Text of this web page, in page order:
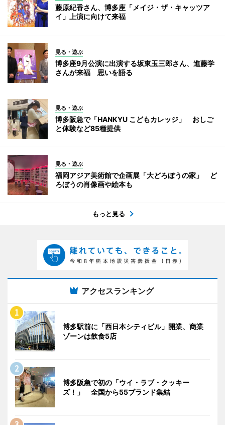
藤原紀香さん、博多座「メイジ・ザ・キャッツア
イ」上演に向けて来福
見る・遊ぶ
博多座9月公演に出演する坂東玉三郎さん、進藤学
さんが来福 思いを語る
見る・遊ぶ
博多阪急で「HANKYU こどもカレッジ」 おしご
と体験など85種提供
見る・遊ぶ
福岡アジア美術館で企画展「大どろぼうの家」 ど
ろぼうの肖像画や絵本も
もっと見る
アクセスランキング
博多駅前に「西日本シティビル」開業、商業
ゾーンは飲食5店
博多阪急で初の「ウイ・ラブ・クッキー
ズ！」 全国から55ブランド集結